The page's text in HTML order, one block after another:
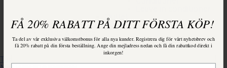
Outlet
Our Hair Extensions
Salon Hairtastic
Tape-in
Hairtastic
Ta del av vår exklusiva erbjudande för våra medlemmar. Registrera dig för vårt nyhetsbrev och få
15% på ditt första köp! Kod: Nykund15
FÅ 20% RABATT PÅ DITT FÖRSTA KÖP!
Ta del av vår exklusiva välkomstbonus för alla nya kunder. Registrera dig för vårt nyhetsbrev och
få 20% rabatt på din första beställning. Ange din mejladress nedan och få din rabattkod direkt i
inkorgen!